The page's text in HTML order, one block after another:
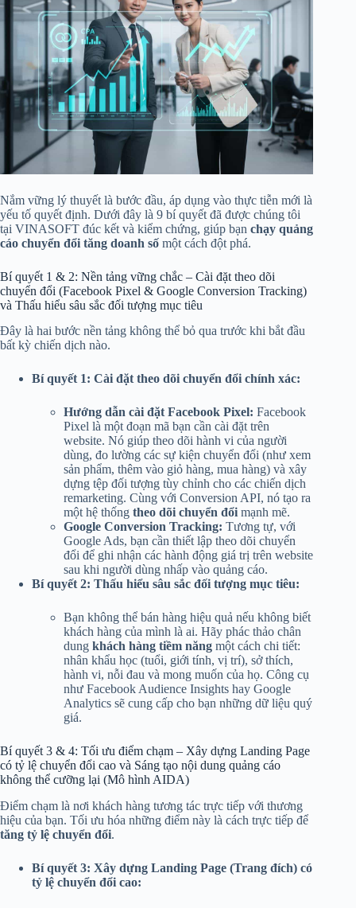
Nắm vững lý thuyết là bước đầu, áp dụng vào thực tiễn mới là
yếu tố quyết định. Dưới đây là 9 bí quyết đã được chúng tôi
tại VINASOFT đúc kết và kiểm chứng, giúp bạn chạy quảng
cáo chuyển đổi tăng doanh số một cách đột phá.
Bí quyết 1 & 2: Nền tảng vững chắc – Cài đặt theo dõi
chuyển đổi (Facebook Pixel & Google Conversion Tracking)
và Thấu hiểu sâu sắc đối tượng mục tiêu
Đây là hai bước nền tảng không thể bỏ qua trước khi bắt đầu
bất kỳ chiến dịch nào.
Bí quyết 1: Cài đặt theo dõi chuyển đổi chính xác:
Hướng dẫn cài đặt Facebook Pixel: Facebook
Pixel là một đoạn mã bạn cần cài đặt trên
website. Nó giúp theo dõi hành vi của người
dùng, đo lường các sự kiện chuyển đổi (như xem
sản phẩm, thêm vào giỏ hàng, mua hàng) và xây
dựng tệp đối tượng tùy chỉnh cho các chiến dịch
remarketing. Cùng với Conversion API, nó tạo ra
một hệ thống theo dõi chuyển đổi mạnh mẽ.
Google Conversion Tracking: Tương tự, với
Google Ads, bạn cần thiết lập theo dõi chuyển
đổi để ghi nhận các hành động giá trị trên website
sau khi người dùng nhấp vào quảng cáo.
Bí quyết 2: Thấu hiểu sâu sắc đối tượng mục tiêu:
Bạn không thể bán hàng hiệu quả nếu không biết
khách hàng của mình là ai. Hãy phác thảo chân
dung khách hàng tiềm năng một cách chi tiết:
nhân khẩu học (tuổi, giới tính, vị trí), sở thích,
hành vi, nỗi đau và mong muốn của họ. Công cụ
như Facebook Audience Insights hay Google
Analytics sẽ cung cấp cho bạn những dữ liệu quý
giá.
Bí quyết 3 & 4: Tối ưu điểm chạm – Xây dựng Landing Page
có tỷ lệ chuyển đổi cao và Sáng tạo nội dung quảng cáo
không thể cưỡng lại (Mô hình AIDA)
Điểm chạm là nơi khách hàng tương tác trực tiếp với thương
hiệu của bạn. Tối ưu hóa những điểm này là cách trực tiếp để
tăng tỷ lệ chuyển đổi.
Bí quyết 3: Xây dựng Landing Page (Trang đích) có
tỷ lệ chuyển đổi cao: